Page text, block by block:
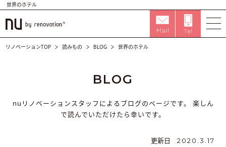
世界のホテル
リノベーションTOP 読みもの BLOG 世界のホテル
BLOG
nuリノベーションスタッフによるブログのページです。
楽しん
で読んでいただけたら幸いです。
更新日 2020.3.17